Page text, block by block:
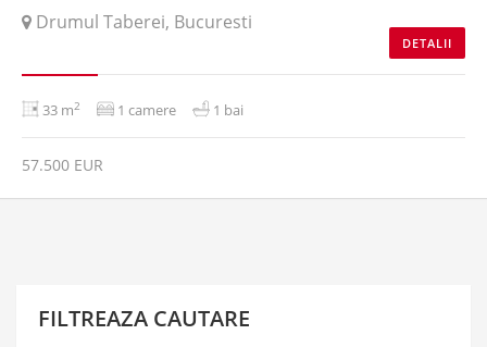
Drumul Taberei, Bucuresti
DETALII
33 m2 1 camere 1 bai
57.500 EUR
FILTREAZA CAUTARE